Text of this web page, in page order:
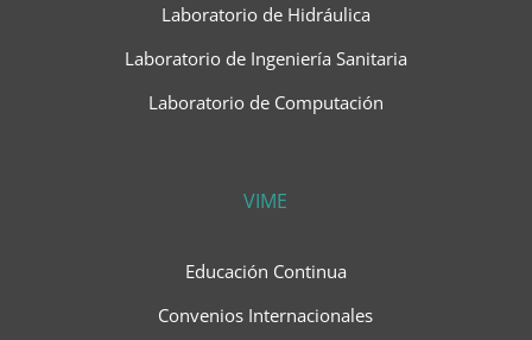
Laboratorio de Hidráulica
Laboratorio de Ingeniería Sanitaria
Laboratorio de Computación
VIME
Educación Continua
Convenios Internacionales